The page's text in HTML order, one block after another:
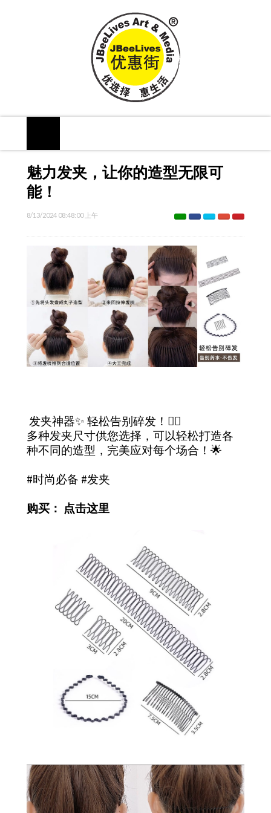
魅力发夹，让你的造型无限可
能！
8/13/2024 08:48:00 上午
发夹神器✨ 轻松告别碎发！💁‍♀️
多种发夹尺寸供您选择，可以轻松打造各
种不同的造型，完美应对每个场合！🌟
#时尚必备 #发夹
购买： 点击这里